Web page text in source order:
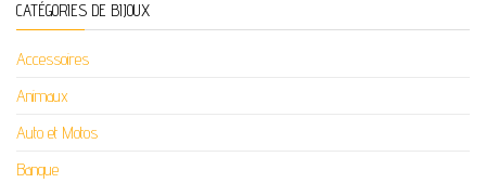
CATÉGORIES DE BIJOUX
Accessoires
Animaux
Auto et Motos
Banque